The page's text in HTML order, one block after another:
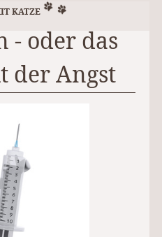
KATZE
- oder das
der Angst